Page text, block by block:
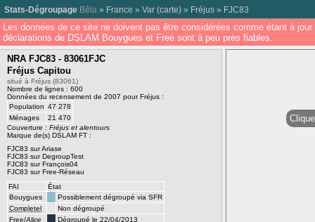
Stats-Dégroupage Bêta » France » Var (carte) » Fréjus » FJC83
Les données de ce site ne doivent pas être considérées comme étant à
déclarations de DSLAM Bouygues et Free sont à peu près fiables.
NRA FJC83 - 83061FJC
Fréjus Capitou
situé à Fréjus (83061)
Nombre de lignes : 600
Données du recensement de 2007 pour Fréjus :
Population 47 278
Ménages
21 470
Couverture : Fréjus et alentours
Marque de(s) DSLAM FT :
FJC83 sur Ariase
FJC83 sur DegroupTest
FJC83 sur François04
FJC83 sur Free-Réseau
FAI
État
Bouygues
Possiblement dégroupé via SFR
Completel
Non dégroupé
Free/Alice
Dégroupé le 22/04/2013